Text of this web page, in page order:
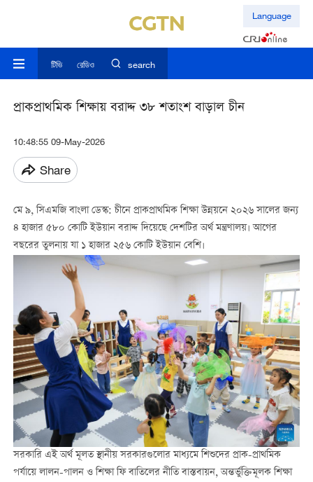
Language
টিভি রেডিও search
প্রাকপ্রাথমিক শিক্ষায় বরাদ্দ ৩৮ শতাংশ বাড়াল চীন
10:48:55 09-May-2026
Share
মে ৯, সিএমজি বাংলা ডেস্ক: চীনে প্রাকপ্রাথমিক শিক্ষা উন্নয়নে ২০২৬ সালের জন্য
৪ হাজার ৫৮০ কোটি ইউয়ান বরাদ্দ দিয়েছে দেশটির অর্থ মন্ত্রণালয়। আগের
বছরের তুলনায় যা ১ হাজার ২৫৬ কোটি ইউয়ান বেশি।
সরকারি এই অর্থ মূলত স্থানীয় সরকারগুলোর মাধ্যমে শিশুদের প্রাক-প্রাথমিক
পর্যায়ে লালন-পালন ও শিক্ষা ফি বাতিলের নীতি বাস্তবায়ন, অন্তর্ভুক্তিমূলক শিক্ষা